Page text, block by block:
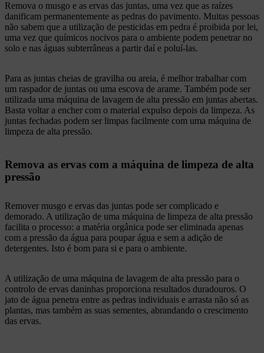
Remova o musgo e as ervas das juntas, uma vez que as raízes
danificam permanentemente as pedras do pavimento. Muitas pessoas
não sabem que a utilização de pesticidas em pedra é proibida por lei,
uma vez que químicos nocivos para o ambiente podem penetrar no
solo e nas águas subterrâneas a partir daí e poluí-las.
Para as juntas cheias de gravilha ou areia, é melhor trabalhar com
um raspador de juntas ou uma escova de arame. Também pode ser
utilizada uma máquina de lavagem de alta pressão em juntas abertas.
Basta voltar a encher com o material expulso depois da limpeza. As
juntas fechadas podem ser limpas facilmente com uma máquina de
limpeza de alta pressão.
Remova as ervas com a máquina de limpeza de alta
pressão
Remover musgo e ervas das juntas pode ser complicado e
demorado. A utilização de uma máquina de limpeza de alta pressão
facilita o processo: a matéria orgânica pode ser eliminada apenas
com a pressão da água para poupar água e sem a adição de
detergentes. Isto é bom para si e para o ambiente.
A utilização de uma máquina de lavagem de alta pressão para o
controlo de ervas daninhas proporciona resultados duradouros. O
jato de água penetra entre as pedras individuais e arrasta não só as
plantas, mas também as suas sementes, abrandando o crescimento
das ervas.